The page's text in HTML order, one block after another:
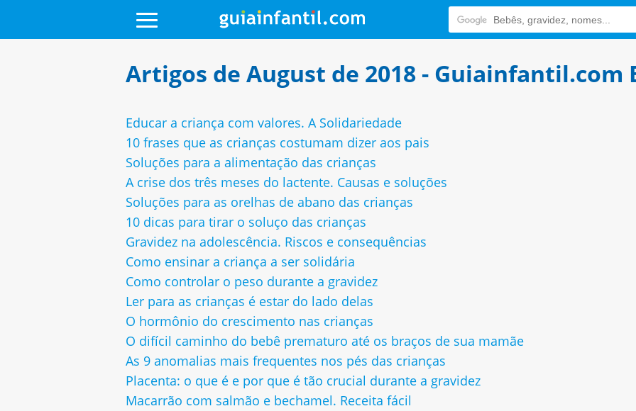
Artigos de August de 2018 - Guiainfantil.com
Educar a criança com valores. A Solidariedade
10 frases que as crianças costumam dizer aos pais
Soluções para a alimentação das crianças
A crise dos três meses do lactente. Causas e soluções
Soluções para as orelhas de abano das crianças
10 dicas para tirar o soluço das crianças
Gravidez na adolescência. Riscos e consequências
Como ensinar a criança a ser solidária
Como controlar o peso durante a gravidez
Ler para as crianças é estar do lado delas
O hormônio do crescimento nas crianças
O difícil caminho do bebê prematuro até os braços de sua mamãe
As 9 anomalias mais frequentes nos pés das crianças
Placenta: o que é e por que é tão crucial durante a gravidez
Macarrão com salmão e bechamel. Receita fácil